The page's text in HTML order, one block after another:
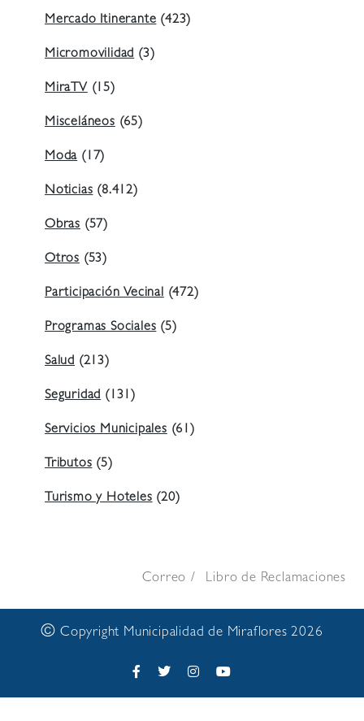
Mercado Itinerante(423)
Micromovilidad(3)
MiraTV(15)
Misceláneos(65)
Moda(17)
Noticias(8.412)
Obras (57)
Otros (53)
Participación Vecinal(472)
Programas Sociales(5)
Salud (213)
Seguridad(131)
Servicios Municipales(61)
Tributos(5)
Turismo y Hoteles(20)
Correo Libro de Reclamaciones
© Copyright Municipalidad de Miraflores 2026